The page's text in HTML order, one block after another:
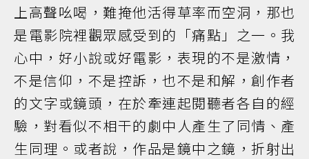
上高聲吆喝，難掩他活得草率而空洞，那也
是電影院裡觀眾感受到的「痛點」之一。我
心中，好小說或好電影，表現的不是激情，
不是信仰，不是控訴，也不是和解，創作者
的文字或鏡頭，在於牽連起閱聽者各自的經
驗，對看似不相干的劇中人產生了同情、產
生同理。或者說，作品是鏡中之鏡，折射出